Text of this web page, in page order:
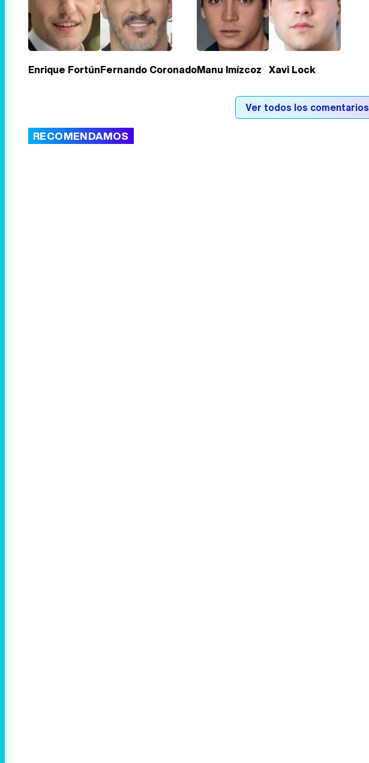
Enrique FortúnFernando CoronadoManu Imízcoz Xavi Lock
Ver todos los comentarios
RECOMENDAMOS